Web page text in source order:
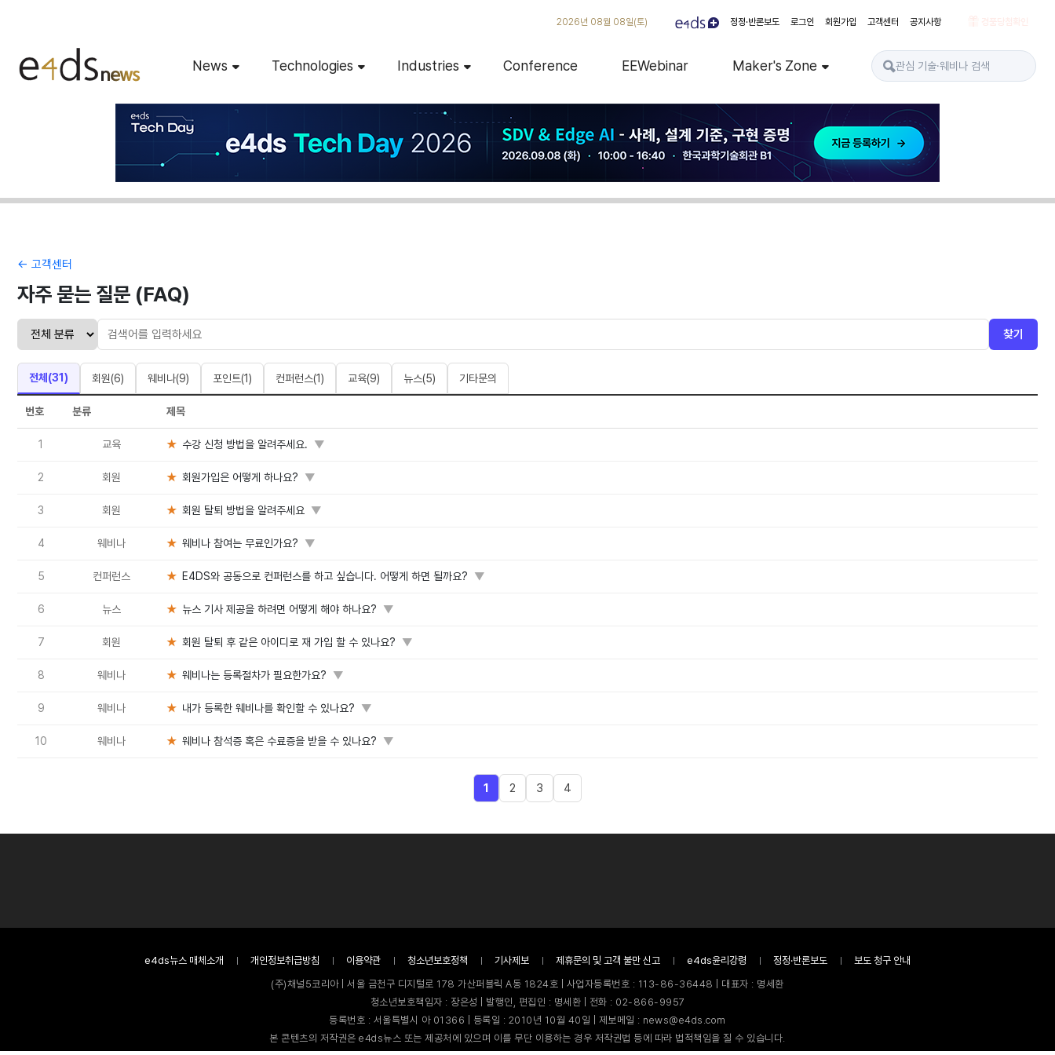
2026년 08월 08일(토) 정정·반론보도 로그인 회원가입 고객센터 공지사항
News Technologies Industries Conference EEWebinar Maker's Zone
← 고객센터
자주 묻는 질문 (FAQ)
찾기
전체(31 ) 회원(6) 웨비나(9) 포인트(1) 컨퍼런스(1) 교육(9) 뉴스(5) 기타문의
번호 분류 제목
1 교육 ★ 수강 신청 방법을 알려주세요. ▼
2 회원 ★ 회원가입은 어떻게 하나요? ▼
3 회원 ★ 회원 탈퇴 방법을 알려주세요 ▼
4 웨비나 ★ 웨비나 참여는 무료인가요? ▼
5 컨퍼런스 ★ E4DS와 공동으로 컨퍼런스를 하고 싶습니다. 어떻게 하면 될까요? ▼
6 뉴스 ★ 뉴스 기사 제공을 하려면 어떻게 해야 하나요? ▼
7 회원 ★ 회원 탈퇴 후 같은 아이디로 재 가입 할 수 있나요? ▼
8 웨비나 ★ 웨비나는 등록절차가 필요한가요? ▼
9 웨비나 ★ 내가 등록한 웨비나를 확인할 수 있나요? ▼
10 웨비나 ★ 웨비나 참석증 혹은 수료증을 받을 수 있나요? ▼
1 2 3 4
e4ds뉴스 매체소개 개인정보취급방침 이용약관 청소년보호정책 기사제보 제휴문의 및 고객 불만 신고 e4ds윤리강령 정정·반론보도
보도 청구 안내
(주)채널5코리아 | 서울 금천구 디지털로 178 가산퍼블릭 A동 1824호 | 사업자등록번호 : 113-86-36448 | 대표자 : 명세환
청소년보호책임자 : 장은성 | 발행인, 편집인 : 명세환 | 전화 : 02-866-9957
등록번호 : 서울특별시 아 01366 | 등록일 : 2010년 10월 40일 | 제보메일 : news@e4ds.com
본 콘텐츠의 저작권은 e4ds뉴스 또는 제공처에 있으며 이를 무단 이용하는 경우 저작권법 등에 따라 법적책임을 질 수 있습니다.